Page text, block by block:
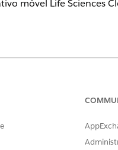
móvel Life Sciences
do cliente das ciências da